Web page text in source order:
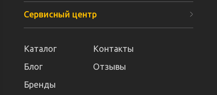
Сервисный центр
Каталог
Контакты
Блог
Отзывы
Бренды